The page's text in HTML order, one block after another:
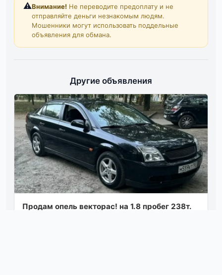
⚠️Внимание! Не переводите предоплату и не
отправляйте деньги незнакомым людям.
Мошенники могут использовать поддельные
объявления для обмана.
Другие объявления
Продам опель векторас! на 1.8 пробег 238т.